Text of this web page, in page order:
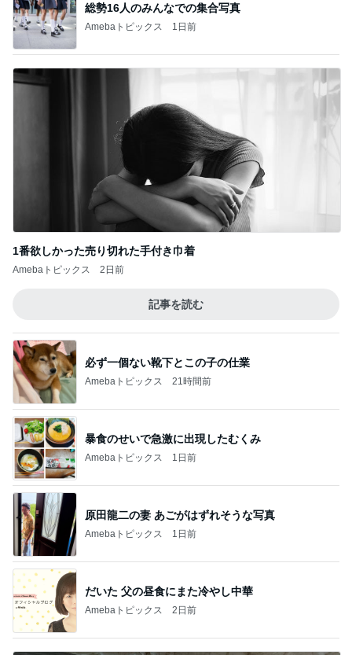
総勢16人のみんなでの集合写真
Amebaトピックス 1日前
1番欲しかった売り切れた手付き巾着
Amebaトピックス 2日前
記事を読む
必ず一個ない靴下とこの子の仕業
Amebaトピックス 21時間前
暴食のせいで急激に出現したむくみ
Amebaトピックス 1日前
原田龍二の妻 あごがはずれそうな写真
Amebaトピックス 1日前
だいた 父の昼食にまた冷やし中華
Amebaトピックス 2日前